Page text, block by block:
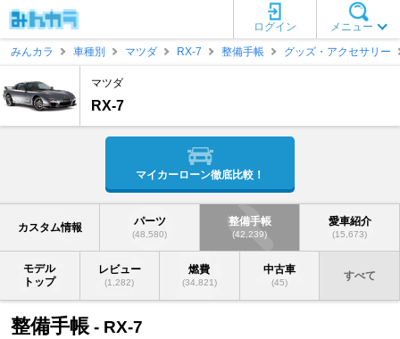
メニュー
ログイン
みんカラ
車種別 マツダ RX-7 整備手帳 グッズ・アクセサリー
マツダ
RX-7
マイカーローン徹底比較！
カスタム情報 パーツ
(48,580)
整備手帳
(42,239)
愛車紹介
(15,673)
モデル
トップ
レビュー
(1,282)
燃費
(34,821)
中古車
(45)
すべて
整備手帳 - RX-7